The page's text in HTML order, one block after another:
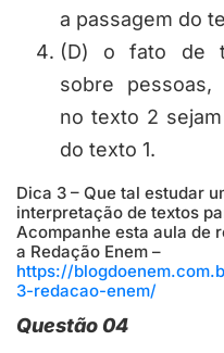
a passagem do
(D) o fato de
sobre pessoas,
no texto 2
do texto 1.
Dica 3 – Que tal estudar
interpretação de textos
Acompanhe esta aula de
a Redação Enem –
https://
3-redacao-enem/
Questão 04